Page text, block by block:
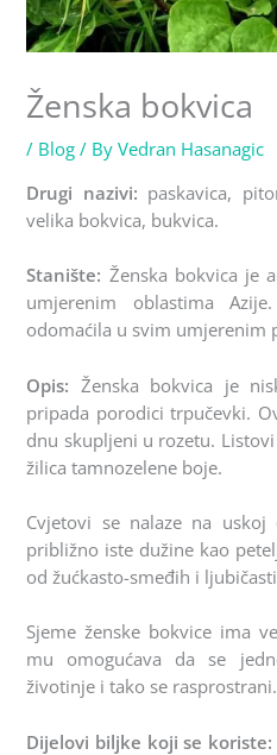
Ženska bokvica
/ Blog / ByVedran Hasanagic
Drugi nazivi: paskavica,
velika bokvica, bukvica.
Stanište: Ženska bokvica je
umjerenim oblastima
odomaćila u svim umjerenim
Opis: Ženska bokvica je
pripada porodici trpučevki.
dnu skupljeni u rozetu.
žilica tamnozelene boje.
Cvjetovi se nalaze na
približno iste dužine kao
od žućkasto-smeđih i
Sjeme ženske bokvice ima
mu omogućava da se
životinje i tako se rasprostrani.
Dijelovi biljke koji se koriste: